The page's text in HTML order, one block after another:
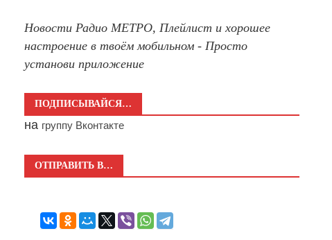
Новости Радио МЕТРО, Плейлист и хорошее
настроение в твоём мобильном - Просто
установи приложение
ПОДПИСЫВАЙСЯ…
на группу Вконтакте
ОТПРАВИТЬ В…